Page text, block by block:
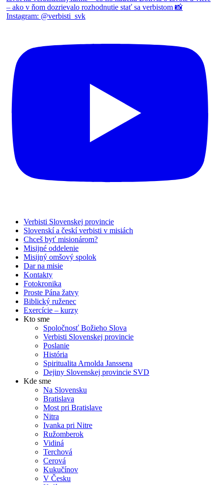
Verbisti Slovenskej provincie
Slovenskí a českí verbisti v misiách
Chceš byť misionárom?
Misijné oddelenie
Misijný omšový spolok
Dar na misie
Kontakty
Fotokronika
Proste Pána žatvy
Biblický ruženec
Exercície – kurzy
Kto sme
Spoločnosť Božieho Slova
Verbisti Slovenskej provincie
Poslanie
História
Spiritualita Arnolda Janssena
Dejiny Slovenskej provincie SVD
Kde sme
Na Slovensku
Bratislava
Most pri Bratislave
Nitra
Ivanka pri Nitre
Ružomberok
Vidiná
Terchová
Cerová
Kukučínov
V Česku